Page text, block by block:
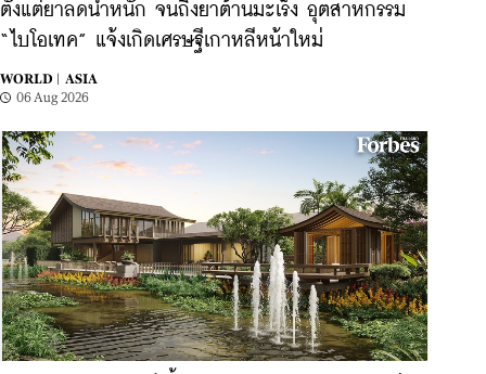
ตั้งแต่ยาลดน้ำหนัก จนถึงยาต้านมะเร็ง อุตสาหกรรม
“ไบโอเทค” แจ้งเกิดเศรษฐีเกาหลีหน้าใหม่
WORLD |
ASIA
06 Aug 2026